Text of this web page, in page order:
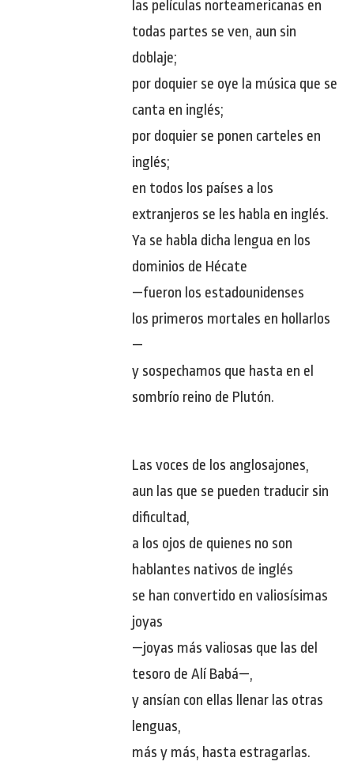
las películas norteamericanas en
todas partes se ven, aun sin
doblaje;
por doquier se oye la música que se
canta en inglés;
por doquier se ponen carteles en
inglés;
en todos los países a los
extranjeros se les habla en inglés.
Ya se habla dicha lengua en los
dominios de Hécate
—fueron los estadounidenses
los primeros mortales en hollarlos
—
y sospechamos que hasta en el
sombrío reino de Plutón.
Las voces de los anglosajones,
aun las que se pueden traducir sin
dificultad,
a los ojos de quienes no son
hablantes nativos de inglés
se han convertido en valiosísimas
joyas
—joyas más valiosas que las del
tesoro de Alí Babá—,
y ansían con ellas llenar las otras
lenguas,
más y más, hasta estragarlas.